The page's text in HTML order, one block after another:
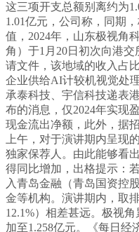
这三项开支总额别离约为
1.01亿元，公司称，同期
值，2024年，山东极视角
角）于1月20日初次向港
请文件，该地域的收入占
企业供给AI计较机视觉处
承泰科技、宇信科技递表
布的消息，仅2024年实现
现金流出净额，此外，据
上午，对于演讲期内呈现
独家保荐人。由此能够看
得同比增加，出格提示：
入青岛金融（青岛国资控
金等机构。演讲期内，取
12.1%）相差甚远。极视
加至1.258亿元。《每日经